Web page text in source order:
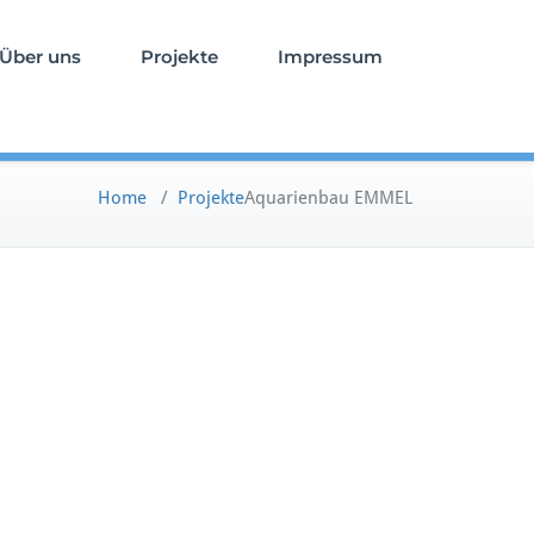
Über uns Projekte Impressum
Home / ProjekteAquarienbau EMMEL